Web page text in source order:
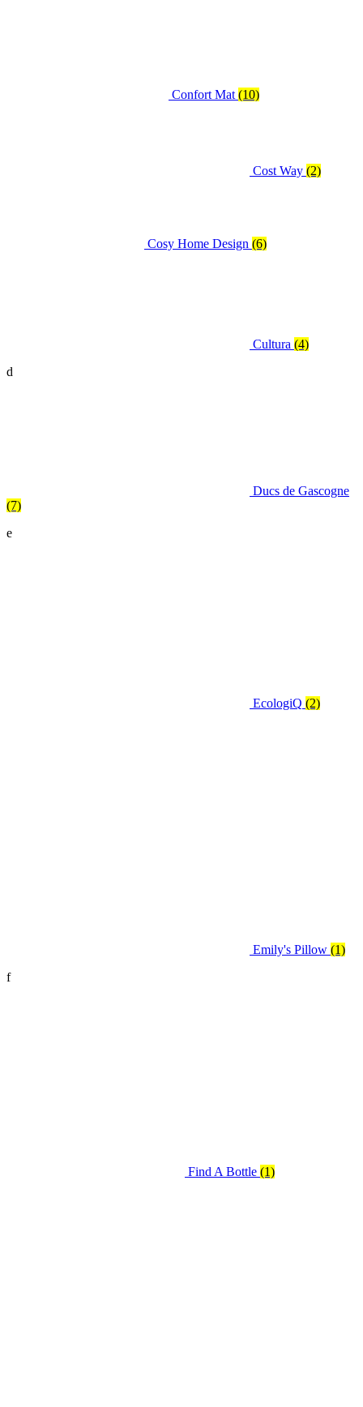
Confort Mat (10)
Cost Way (2)
Cosy Home Design (6)
Cultura (4)
d
Ducs de Gascogne
(7)
e
EcologiQ (2)
Emily's Pillow (1)
f
Find A Bottle (1)